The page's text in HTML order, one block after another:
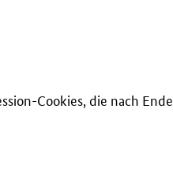
Cookies, die nach Ende